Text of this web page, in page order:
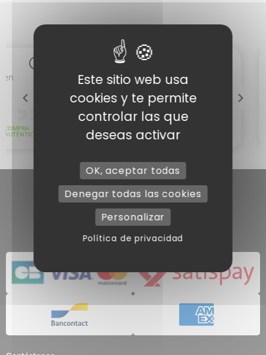
Este sitio web usa
cookies y te permite
controlar las que
deseas activar
OK, aceptar todas
Denegar todas las cookies
Personalizar
Política de privacidad